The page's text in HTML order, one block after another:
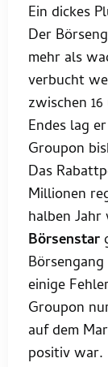
Ein dickes
Der
mehr als
verbucht
zwischen
Endes lag
Groupon
Das
Millionen
halben
Börsenstar
einige
Groupon
auf dem
positiv war.